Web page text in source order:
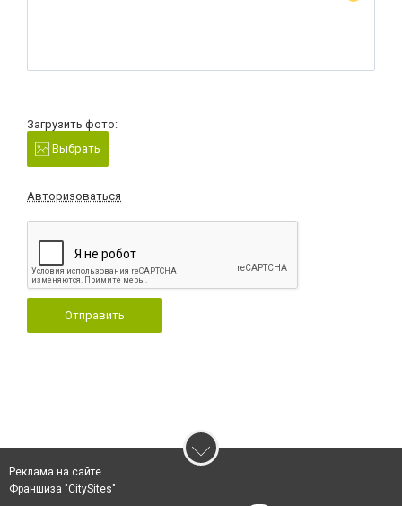
Загрузить фото:
Выбрать
Авторизоваться
Отправить
Реклама на сайте
Франшиза "CitySites"